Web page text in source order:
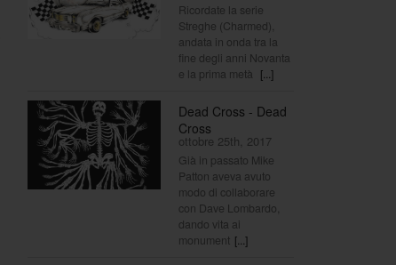
Ricordate la serie
Streghe (Charmed),
andata in onda tra la
fine degli anni Novanta
e la prima metà [...]
Dead Cross - Dead
Cross
ottobre 25th, 2017
Già in passato Mike
Patton aveva avuto
modo di collaborare
con Dave Lombardo,
dando vita ai
monument [...]